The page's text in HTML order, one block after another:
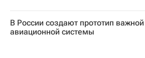
В России создают прототип важной
авиационной системы